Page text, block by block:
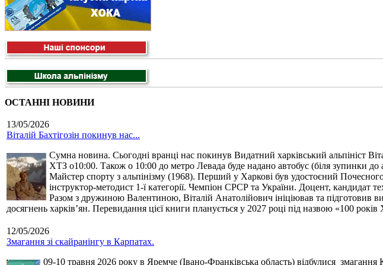
ОСТАННІ НОВИНИ
13/05/2026
Віталій Бахтігозін покинув нас...
Сумна новина. Сьогодні вранці нас покинув Видатний харківський альпініст
ХТЗ о10:00. Також о 10:00 до метро Левада буде надано автобус (біля зупинки до
Майстер спорту з альпінізму (1968). Перший у Харкові був удостоєний
інструктор-методист 1-ї категорії. Чемпіон СРСР та України. Доцент, кандидат
Разом з дружиною Валентиною, Віталій Анатолійович ініціював та підготовив
досягнень харків’ян. Перевидання цієї книги планується у 2027 році під назвою «100 років
12/05/2026
Змагання зі скайранінгу в Карпатах.
09-10 травня 2026 року в Яремче (Івано-Франківська область) відбулися змагання